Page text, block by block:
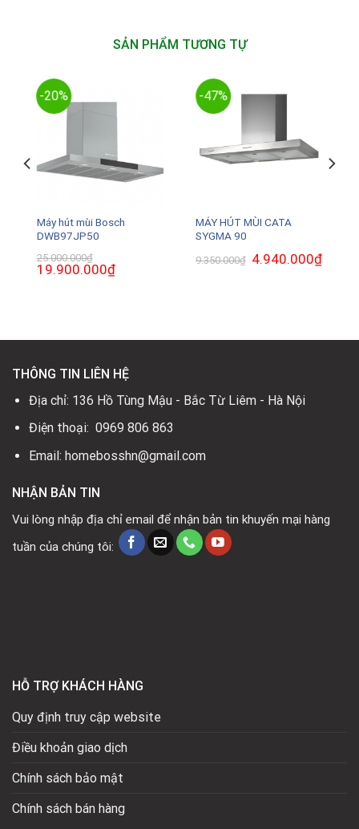
SẢN PHẨM TƯƠNG TỰ
-20%
Máy hút mùi Bosch
DWB97JP50
25.000.000₫
Giá
gốc
19.900.000₫Giá
hiện
-47%
MÁY HÚT MÙI CATA
SYGMA 90
9.350.000₫ Giá
gốc
4.940.000₫Giá
hiện
THÔNG TIN LIÊN HỆ
Địa chỉ: 136 Hồ Tùng Mậu - Bắc Từ Liêm - Hà Nội
Điện thoại: 0969 806 863
Email: homebosshn@gmail.com
NHẬN BẢN TIN
Vui lòng nhập địa chỉ email để nhận bản tin khuyến mại hàng
tuần của chúng tôi:
HỖ TRỢ KHÁCH HÀNG
Quy định truy cập website
Điều khoản giao dịch
Chính sách bảo mật
Chính sách bán hàng